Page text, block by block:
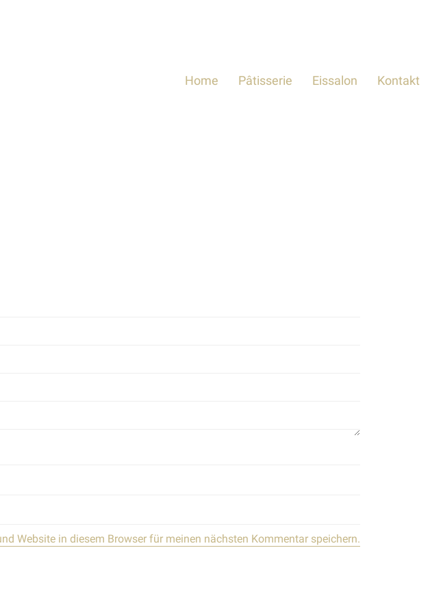
Home Pâtisserie Eissalon Kontakt
Website in diesem Browser für meinen nächsten Kommentar speichern.